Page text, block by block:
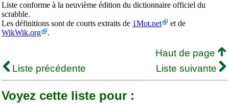
Liste conforme à la neuvième édition du dictionnaire officiel du
scrabble.
Les définitions sont de courts extraits de 1Mot.net
et de
WikWik.org
.
Haut de page
Liste précédente
Liste suivante
Voyez cette liste pour :